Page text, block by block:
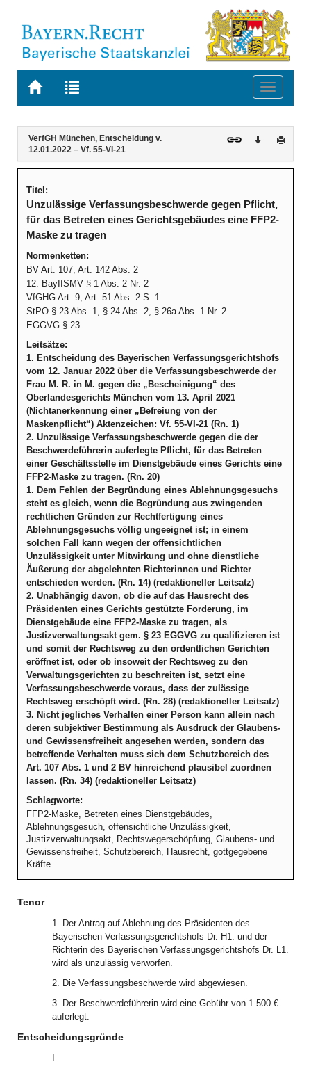
Zur
BAYERN.RECHT
Zur
letzten
Suche
Toggle
Navigation
Inhalt
VerfGH München, Entscheidung v.
12.01.2022 – Vf. 55-VI-21
Download
Titel:
Unzulässige Verfassungsbeschwerde gegen Pflicht,
für das Betreten eines Gerichtsgebäudes eine FFP2-
Maske zu tragen
Normenketten:
BV Art. 107, Art. 142 Abs. 2
12. BayIfSMV § 1 Abs. 2 Nr. 2
VfGHG Art. 9, Art. 51 Abs. 2 S. 1
StPO § 23 Abs. 1, § 24 Abs. 2, § 26a Abs. 1 Nr. 2
EGGVG § 23
Leitsätze:
1. Entscheidung des Bayerischen Verfassungsgerichtshofs
vom 12. Januar 2022 über die Verfassungsbeschwerde der
Frau M. R. in M. gegen die „Bescheinigung“ des
Oberlandesgerichts München vom 13. April 2021
(Nichtanerkennung einer „Befreiung von der
Maskenpflicht“) Aktenzeichen: Vf. 55-VI-21 (Rn. 1)
2. Unzulässige Verfassungsbeschwerde gegen die der
Beschwerdeführerin auferlegte Pflicht, für das Betreten
einer Geschäftsstelle im Dienstgebäude eines Gerichts eine
FFP2-Maske zu tragen. (Rn. 20)
1. Dem Fehlen der Begründung eines Ablehnungsgesuchs
steht es gleich, wenn die Begründung aus zwingenden
rechtlichen Gründen zur Rechtfertigung eines
Ablehnungsgesuchs völlig ungeeignet ist; in einem
solchen Fall kann wegen der offensichtlichen
Unzulässigkeit unter Mitwirkung und ohne dienstliche
Äußerung der abgelehnten Richterinnen und Richter
entschieden werden. (Rn. 14) (redaktioneller Leitsatz)
2. Unabhängig davon, ob die auf das Hausrecht des
Präsidenten eines Gerichts gestützte Forderung, im
Dienstgebäude eine FFP2-Maske zu tragen, als
Justizverwaltungsakt gem. § 23 EGGVG zu qualifizieren ist
und somit der Rechtsweg zu den ordentlichen Gerichten
eröffnet ist, oder ob insoweit der Rechtsweg zu den
Verwaltungsgerichten zu beschreiten ist, setzt eine
Verfassungsbeschwerde voraus, dass der zulässige
Rechtsweg erschöpft wird. (Rn. 28) (redaktioneller Leitsatz)
3. Nicht jegliches Verhalten einer Person kann allein nach
deren subjektiver Bestimmung als Ausdruck der Glaubens-
und Gewissensfreiheit angesehen werden, sondern das
betreffende Verhalten muss sich dem Schutzbereich des
Art. 107 Abs. 1 und 2 BV hinreichend plausibel zuordnen
lassen. (Rn. 34) (redaktioneller Leitsatz)
Schlagworte:
FFP2-Maske, Betreten eines Dienstgebäudes,
Ablehnungsgesuch, offensichtliche Unzulässigkeit,
Justizverwaltungsakt, Rechtswegerschöpfung, Glaubens- und
Gewissensfreiheit, Schutzbereich, Hausrecht, gottgegebene
Kräfte
Tenor
1. Der Antrag auf Ablehnung des Präsidenten des
Bayerischen Verfassungsgerichtshofs Dr. H1. und der
Richterin des Bayerischen Verfassungsgerichtshofs Dr. L1.
wird als unzulässig verworfen.
2. Die Verfassungsbeschwerde wird abgewiesen.
3. Der Beschwerdeführerin wird eine Gebühr von 1.500 €
auferlegt.
Entscheidungsgründe
I.